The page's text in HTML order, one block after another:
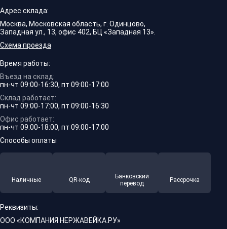
Адрес склада:
Москва, Московская область, г. Одинцово,
Западная ул., 13, офис 402, БЦ «Западная 13».
Схема проезда
Время работы:
Въезд на склад:
пн-чт 09:00-16:30, пт 09:00-17:00
Склад работает:
пн-чт 09:00-17:00, пт 09:00-16:30
Офис работает:
пн-чт 09:00-18:00, пт 09:00-17:00
Способы оплаты
Наличные QR-код
Банковский
перевод
Рассрочка
Реквизиты:
ООО «КОМПАНИЯ НЕРЖАВЕЙКА.РУ»